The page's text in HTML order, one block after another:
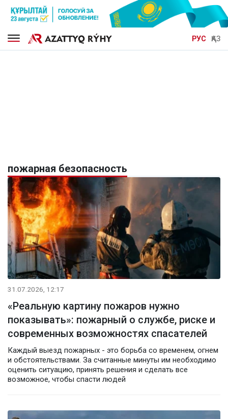
РУС ҚАЗ
пожарная безопасность
31.07.2026, 12:17
«Реальную картину пожаров нужно
показывать»: пожарный о службе, риске и
современных возможностях спасателей
Каждый выезд пожарных - это борьба со временем, огнем
и обстоятельствами. За считанные минуты им необходимо
оценить ситуацию, принять решения и сделать все
возможное, чтобы спасти людей